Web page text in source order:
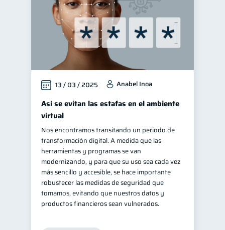
13 / 03 / 2025 Anabel Inoa
Así se evitan las estafas en el ambiente
virtual
Nos encontramos transitando un periodo de
transformación digital. A medida que las
herramientas y programas se van
modernizando, y para que su uso sea cada vez
más sencillo y accesible, se hace importante
robustecer las medidas de seguridad que
tomamos, evitando que nuestros datos y
productos financieros sean vulnerados.